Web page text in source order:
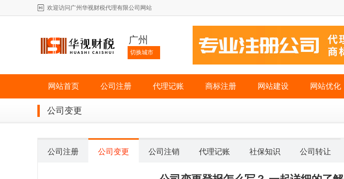
欢迎访问广州华视财税代理有限公司网站
广州
切换城市
网站首页 公司注册 代理记账 商标注册 网站建设 网站优化
公司变更
公司注册 公司变更 公司注销 代理记账 社保知识 公司转让